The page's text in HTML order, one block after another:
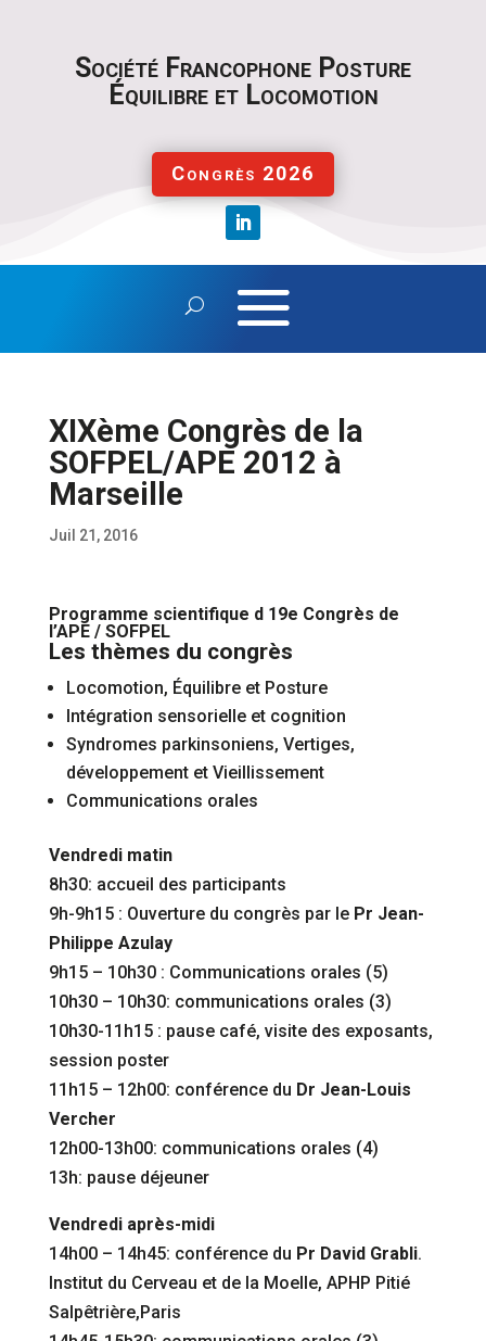
Société Francophone Posture
Équilibre et Locomotion
Congrès 2026
XIXème Congrès de la
SOFPEL/APE 2012 à
Marseille
Juil 21, 2016
Programme scientifique d 19e Congrès de
l’APE / SOFPEL
Les thèmes du congrès
Locomotion, Équilibre et Posture
Intégration sensorielle et cognition
Syndromes parkinsoniens, Vertiges,
développement et Vieillissement
Communications orales
Vendredi matin
8h30: accueil des participants
9h-9h15 : Ouverture du congrès par le Pr Jean-
Philippe Azulay
9h15 – 10h30 : Communications orales (5)
10h30 – 10h30: communications orales (3)
10h30-11h15 : pause café, visite des exposants,
session poster
11h15 – 12h00: conférence du Dr Jean-Louis
Vercher
12h00-13h00: communications orales (4)
13h: pause déjeuner
Vendredi après-midi
14h00 – 14h45: conférence du Pr David Grabli.
Institut du Cerveau et de la Moelle, APHP Pitié
Salpêtrière,Paris